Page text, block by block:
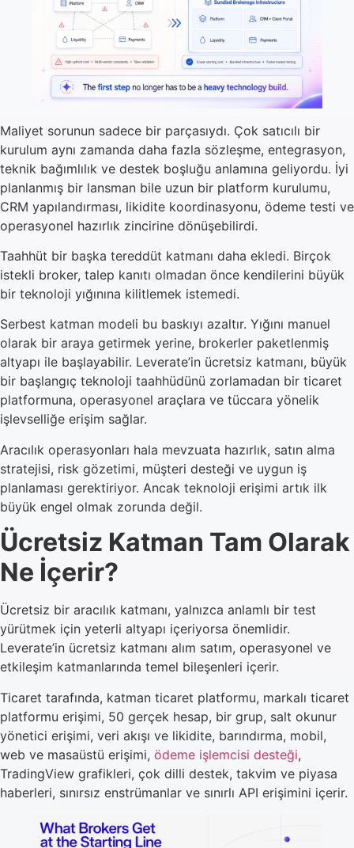
Maliyet sorunun sadece bir parçasıydı. Çok satıcılı bir
kurulum aynı zamanda daha fazla sözleşme, entegrasyon,
teknik bağımlılık ve destek boşluğu anlamına geliyordu. İyi
planlanmış bir lansman bile uzun bir platform kurulumu,
CRM yapılandırması, likidite koordinasyonu, ödeme testi ve
operasyonel hazırlık zincirine dönüşebilirdi.
Taahhüt bir başka tereddüt katmanı daha ekledi. Birçok
istekli broker, talep kanıtı olmadan önce kendilerini büyük
bir teknoloji yığınına kilitlemek istemedi.
Serbest katman modeli bu baskıyı azaltır. Yığını manuel
olarak bir araya getirmek yerine, brokerler paketlenmiş
altyapı ile başlayabilir. Leverate’in ücretsiz katmanı, büyük
bir başlangıç teknoloji taahhüdünü zorlamadan bir ticaret
platformuna, operasyonel araçlara ve tüccara yönelik
işlevselliğe erişim sağlar.
Aracılık operasyonları hala mevzuata hazırlık, satın alma
stratejisi, risk gözetimi, müşteri desteği ve uygun iş
planlaması gerektiriyor. Ancak teknoloji erişimi artık ilk
büyük engel olmak zorunda değil.
Ücretsiz Katman Tam Olarak
Ne İçerir?
Ücretsiz bir aracılık katmanı, yalnızca anlamlı bir test
yürütmek için yeterli altyapı içeriyorsa önemlidir.
Leverate’in ücretsiz katmanı alım satım, operasyonel ve
etkileşim katmanlarında temel bileşenleri içerir.
Ticaret tarafında, katman ticaret platformu, markalı ticaret
platformu erişimi, 50 gerçek hesap, bir grup, salt okunur
yönetici erişimi, veri akışı ve likidite, barındırma, mobil,
web ve masaüstü erişimi, ödeme işlemcisi desteği,
TradingView grafikleri, çok dilli destek, takvim ve piyasa
haberleri, sınırsız enstrümanlar ve sınırlı API erişimini içerir.